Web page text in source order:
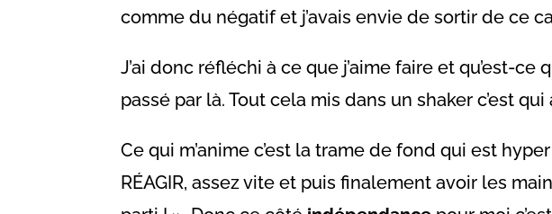
comme du négatif et j’avais envie de sortir de ce
J’ai donc réfléchi à ce que j’aime faire et qu’est-
passé par là. Tout cela mis dans un shaker c’est qui
Ce qui m’anime c’est la trame de fond qui est
RÉAGIR, assez vite et puis finalement avoir les